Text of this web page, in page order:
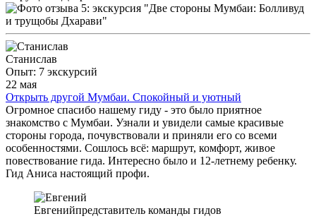
Станислав
Опыт: 7 экскурсий
22 мая
Открыть другой Мумбаи. Спокойный и уютный
Огромное спасибо нашему гиду - это было приятное
знакомство с Мумбаи. Узнали и увидели самые красивые
стороны города, почувствовали и приняли его со всеми
особенностями. Сошлось всё: маршрут, комфорт, живое
повествование гида. Интересно было и 12-летнему ребенку.
Гид Аниса настоящий профи.
Евгенийпредставитель команды гидов